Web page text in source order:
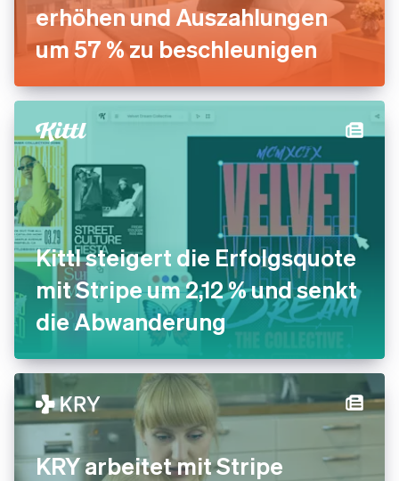
erhöhen und Auszahlungen
um 57 % zu beschleunigen
Kittl steigert die Erfolgsquote
mit Stripe um 2,12 % und senkt
die Abwanderung
KRY arbeitet mit Stripe